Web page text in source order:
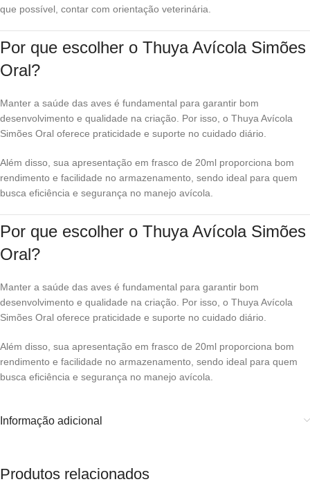
que possível, contar com orientação veterinária.
Por que escolher o Thuya Avícola Simões
Oral?
Manter a saúde das aves é fundamental para garantir bom
desenvolvimento e qualidade na criação. Por isso, o Thuya Avícola
Simões Oral oferece praticidade e suporte no cuidado diário.
Além disso, sua apresentação em frasco de 20ml proporciona bom
rendimento e facilidade no armazenamento, sendo ideal para quem
busca eficiência e segurança no manejo avícola.
Por que escolher o Thuya Avícola Simões
Oral?
Manter a saúde das aves é fundamental para garantir bom
desenvolvimento e qualidade na criação. Por isso, o Thuya Avícola
Simões Oral oferece praticidade e suporte no cuidado diário.
Além disso, sua apresentação em frasco de 20ml proporciona bom
rendimento e facilidade no armazenamento, sendo ideal para quem
busca eficiência e segurança no manejo avícola.
Informação adicional
Produtos relacionados